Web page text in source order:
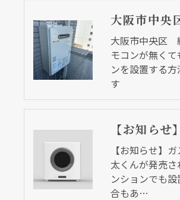
大阪市中央区
モコンが無くて
ンを設置する
す
【お知らせ】
太くんが発売
ンションでも
合もあ…
クリックでチラシのページにジャ
クリックでチラシのページにジャ